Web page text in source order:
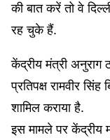
की बात करें तो वे
रह चुके हैं.
केंद्रीय मंत्री अनुराग
प्रतिपक्ष रामवीर
शामिल कराया है.
इस मामले पर केंद्रीय